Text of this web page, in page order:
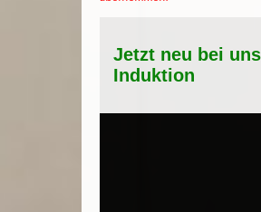
Jetzt neu bei
Induktion